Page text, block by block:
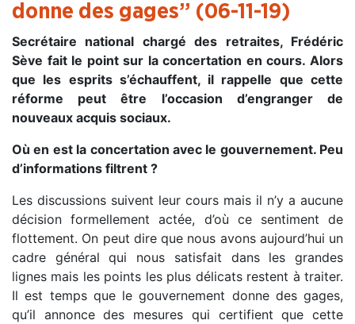
donne des gages” (06-11-19)
Secrétaire national chargé des retraites, Frédéric
Sève fait le point sur la concertation en cours. Alors
que les esprits s’échauffent, il rappelle que cette
réforme peut être l’occasion d’engranger de
nouveaux acquis sociaux.
Où en est la concertation avec le gouvernement. Peu
d’informations filtrent ?
Les discussions suivent leur cours mais il n’y a aucune
décision formellement actée, d’où ce sentiment de
flottement. On peut dire que nous avons aujourd’hui un
cadre général qui nous satisfait dans les grandes
lignes mais les points les plus délicats restent à traiter.
Il est temps que le gouvernement donne des gages,
qu’il annonce des mesures qui certifient que cette